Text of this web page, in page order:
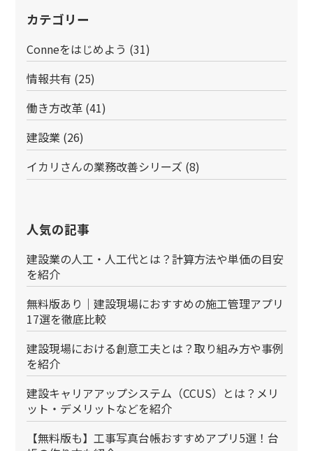
カテゴリー
Conneをはじめよう (31)
情報共有 (25)
働き方改革 (41)
建設業 (26)
イカリさんの業務改善シリーズ (8)
人気の記事
建設業の人工・人工代とは？計算方法や単価の目安
を紹介
無料版あり｜建設現場におすすめの施工管理アプリ
17選を徹底比較
建設現場における創意工夫とは？取り組み方や事例
を紹介
建設キャリアアップシステム（CCUS）とは？メリ
ット・デメリットなどを紹介
【無料版も】工事写真台帳おすすめアプリ5選！台